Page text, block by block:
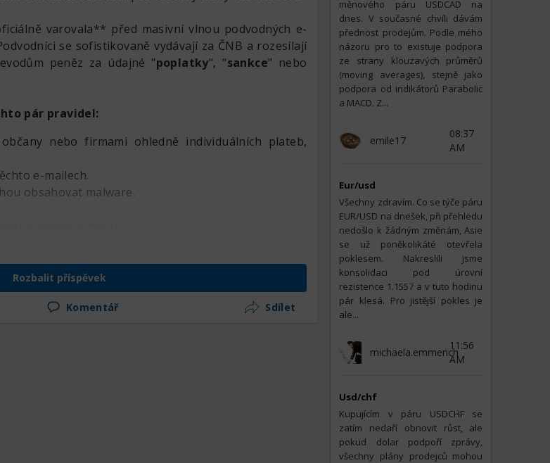
varovala** před masivní vlnou podvodných e-
se sofistikovaně vydávají za ČNB a rozesílají
peněz za údajné "poplatky", "sankce" nebo
pár pravidel:
nebo firmami ohledně individuálních plateb,
e-mailech.
obsahovat malware.
své přátele a rodinu.
obezřetní!
Rozbalit příspěvek
Komentář Sdílet
měnového páru USDCAD na
dnes. V současné chvíli dávám
přednost prodejům. Podle mého
názoru pro to existuje podpora
ze strany klouzavých průměrů
(moving averages), stejně jako
podpora od indikátorů Parabolic
a MACD. Z...
emile17
08:37
AM
Eur/usd
Všechny zdravím. Co se týče páru
EUR/USD na dnešek, při přehledu
nedošlo k žádným změnám, Asie
se už poněkolikáté otevřela
poklesem. Nakreslili jsme
konsolidaci pod úrovní
rezistence 1.1557 a v tuto hodinu
pár klesá. Pro jistější pokles je
ale...
michaela.emmerich
11:56
AM
Usd/chf
Kupujícím v páru USDCHF se
zatím nedaří obnovit růst, ale
pokud dolar podpoří zprávy,
všechny plány prodejců mohou